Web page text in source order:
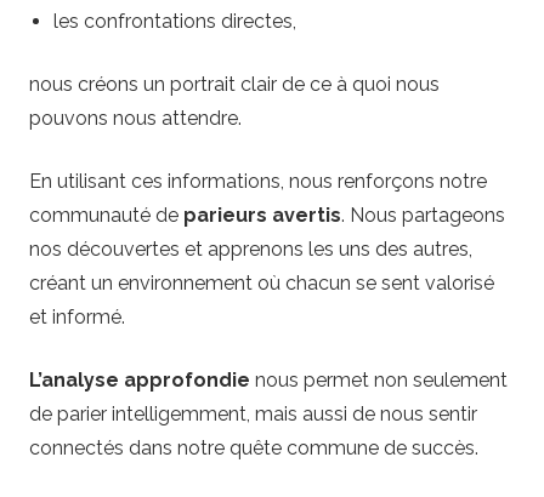
les confrontations directes,
nous créons un portrait clair de ce à quoi nous
pouvons nous attendre.
En utilisant ces informations, nous renforçons notre
communauté de parieurs avertis. Nous partageons
nos découvertes et apprenons les uns des autres,
créant un environnement où chacun se sent valorisé
et informé.
L’analyse approfondie nous permet non seulement
de parier intelligemment, mais aussi de nous sentir
connectés dans notre quête commune de succès.